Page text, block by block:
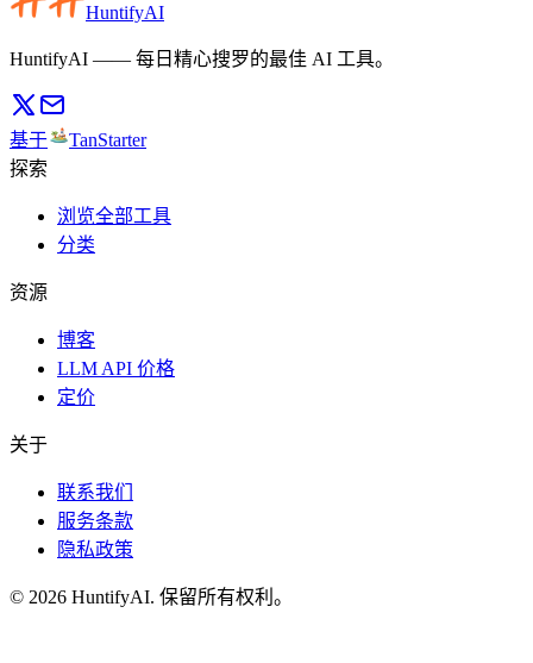
HuntifyAI
HuntifyAI —— 每日精心搜罗的最佳 AI 工具。
基于
TanStarter
探索
浏览全部工具
分类
资源
博客
LLM API 价格
定价
关于
联系我们
服务条款
隐私政策
© 2026 HuntifyAI. 保留所有权利。